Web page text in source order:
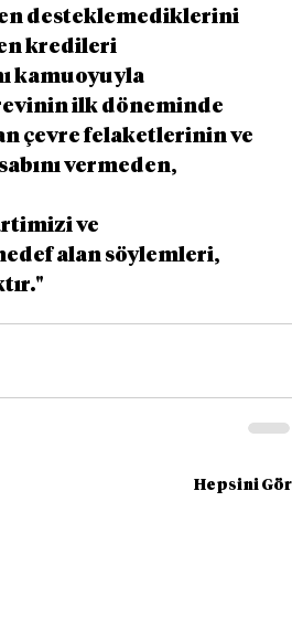
desteklemediklerini
kredileri
kamuoyuyla
ilk döneminde
çevre felaketlerinin ve
vermeden,
ve
alan söylemleri,
Hepsini Gör